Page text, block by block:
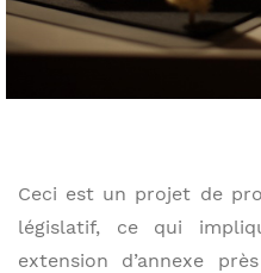
Ceci est un projet de
législatif, ce qui
extension d’annexe